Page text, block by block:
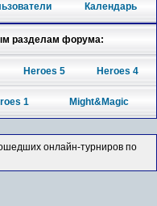
Календарь
разделам форума:
Heroes 5 Heroes 4
1 Might&Magic
онлайн-турниров по